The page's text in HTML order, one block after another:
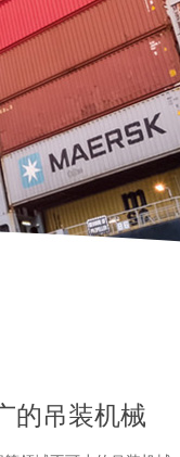
的吊装机械